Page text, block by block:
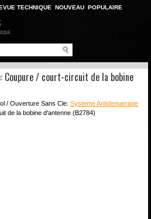
TECHNIQUE NOUVEAU POPULAIRE
Coupure / court-circuit de la bobine
/ Ouverture Sans Cle: Systeme Antidemarrage
de la bobine d'antenne (B2784)